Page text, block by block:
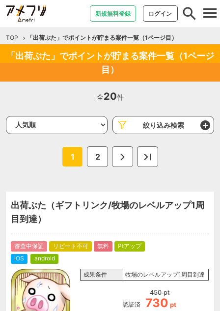
新規無料登録 ログイン
TOP 「出荷ぶた」でポイントが貯まる案件一覧（1ページ目）
「出荷ぶた」でポイントが貯まる案件一覧（1ページ
目）
全20件
絞り込み検索
1 2
出荷ぶた（ギフトリンク/牧場のレベルアップ1周
目到達）
審査中保証 リピート不可 無料
Ptアップ
iOS
android
成果条件 牧場のレベルアップ1周目到達
認証済
450 pt
730 pt